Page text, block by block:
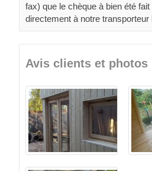
fax) que le chèque à bien été
directement à notre transporteur
Avis clients et photos